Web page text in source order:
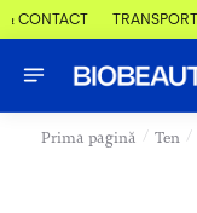
CONTACT
Prima pagină / Ten /